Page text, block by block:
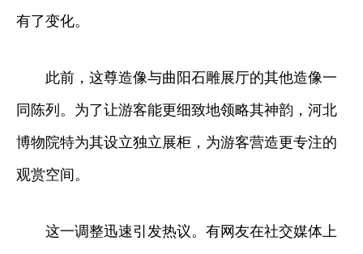
有了变化。
此前，这尊造像与曲阳石雕展厅的其他造像一
同陈列。为了让游客能更细致地领略其神韵，河北
博物院特为其设立独立展柜，为游客营造更专注的
观赏空间。
这一调整迅速引发热议。有网友在社交媒体上